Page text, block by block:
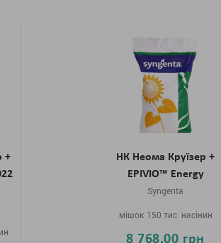
+
НК Неома Круїзер +
EPIVIO™ Energy
Syngenta
мішок 150 тис. насінин
8 768.00 грн